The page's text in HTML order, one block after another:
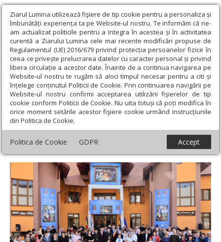
Ziarul Lumina utilizează fişiere de tip cookie pentru a personaliza și
îmbunătăți experiența ta pe Website-ul nostru. Te informăm că ne-
am actualizat politicile pentru a integra în acestea și în activitatea
curentă a Ziarului Lumina cele mai recente modificări propuse de
Regulamentul (UE) 2016/679 privind protecția persoanelor fizice în
ceea ce privește prelucrarea datelor cu caracter personal și privind
libera circulație a acestor date. Înainte de a continua navigarea pe
Website-ul nostru te rugăm să aloci timpul necesar pentru a citi și
înțelege conținutul Politicii de Cookie. Prin continuarea navigării pe
Website-ul nostru confirmi acceptarea utilizării fişierelor de tip
cookie conform Politicii de Cookie. Nu uita totuși că poți modifica în
orice moment setările acestor fişiere cookie urmând instrucțiunile
din Politica de Cookie.
Politica de Cookie GDPR Accept
Ziarul Lumina › Regionale › Transilvania › Aşezământ social-
filantropic pentru vârstnici în Episcopia Maramureşului şi
Sătmarului
Aşezământ social-filantropic pentru
vârstnici în Episcopia Maramureşului şi
Sătmarului